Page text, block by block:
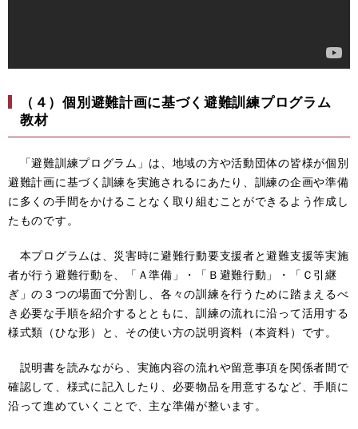
（４）個別避難計画に基づく避難訓練プログラム
教材
「避難訓練プログラム」は、地域の方や活動団体の皆様が個別
避難計画に基づく訓練を実施されるにあたり、訓練の企画や準備
に多くの手間をかけることなく取り組むことができるよう作成し
たものです。
本プログラムは、災害時に避難行動要支援者と避難支援等実施
者が行う避難行動を、「Ａ準備」・「Ｂ避難行動」・「Ｃ引継
ぎ」の３つの場面で分割し、各々の訓練を行うために踏まえるべ
き必要な手順を紹介するとともに、訓練の流れに沿って活用する
様式類（ひな形）と、その使い方の説明資料（本資料）です。
説明書を読みながら、実施内容の流れや留意事項を関係者間で
確認して、様式に記入したり、必要物品を用意するなど、手順に
沿って進めていくことで、主な準備が整います。